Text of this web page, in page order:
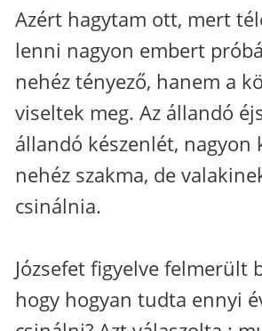
Azért hagytam ott, mert
lenni nagyon embert
nehéz tényező, hanem a
viseltek meg. Az állandó
állandó készenlét, nagyon
nehéz szakma, de
csinálnia.
Józsefet figyelve felmerült
hogy hogyan tudta ennyi